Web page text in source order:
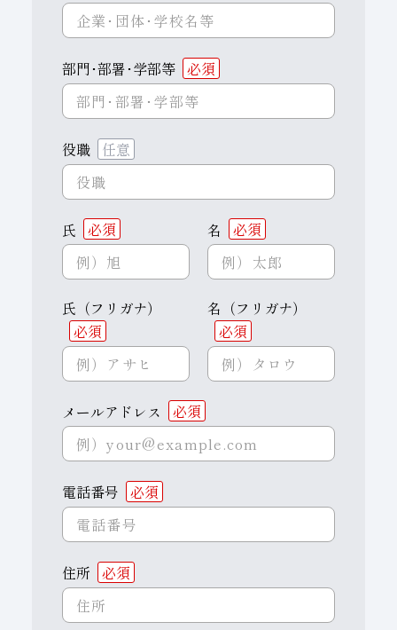
部門･部署･学部等 必須
役職 任意
氏 必須 名 必須
氏（フリガナ）
必須
名（フリガナ）
必須
メールアドレス 必須
電話番号 必須
住所 必須